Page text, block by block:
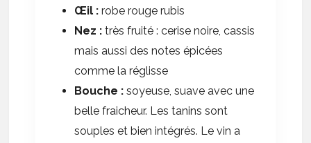
Œil :robe rouge rubis
Nez : très fruité : cerise noire, cassis
mais aussi des notes épicées
comme la réglisse
Bouche : soyeuse, suave avec une
belle fraicheur. Les tanins sont
souples et bien intégrés. Le vin a